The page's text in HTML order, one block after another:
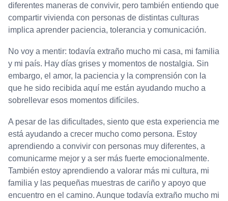
diferentes maneras de convivir, pero también entiendo que
compartir vivienda con personas de distintas culturas
implica aprender paciencia, tolerancia y comunicación.
No voy a mentir: todavía extraño mucho mi casa, mi familia
y mi país. Hay días grises y momentos de nostalgia. Sin
embargo, el amor, la paciencia y la comprensión con la
que he sido recibida aquí me están ayudando mucho a
sobrellevar esos momentos difíciles.
A pesar de las dificultades, siento que esta experiencia me
está ayudando a crecer mucho como persona. Estoy
aprendiendo a convivir con personas muy diferentes, a
comunicarme mejor y a ser más fuerte emocionalmente.
También estoy aprendiendo a valorar más mi cultura, mi
familia y las pequeñas muestras de cariño y apoyo que
encuentro en el camino. Aunque todavía extraño mucho mi